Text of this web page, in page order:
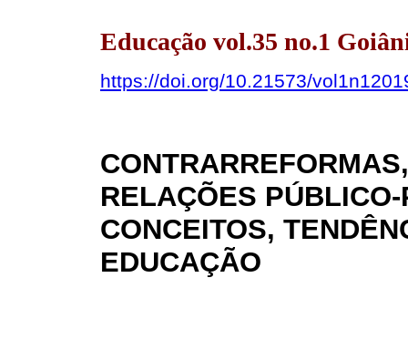
Educação vol.35 no.1
https://doi.org/10.21573/
RELAÇÕES
CONCEITOS,
EDUCAÇÃO